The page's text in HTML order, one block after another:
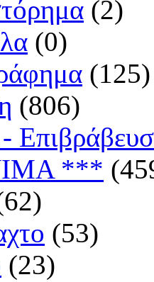
(2)
(0)
(125)
(806)
***
(53)
(23)